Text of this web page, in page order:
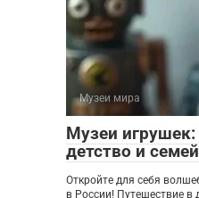
Музеи мира
Музеи
детство и
Откройте для себя
в России! Путешествие в